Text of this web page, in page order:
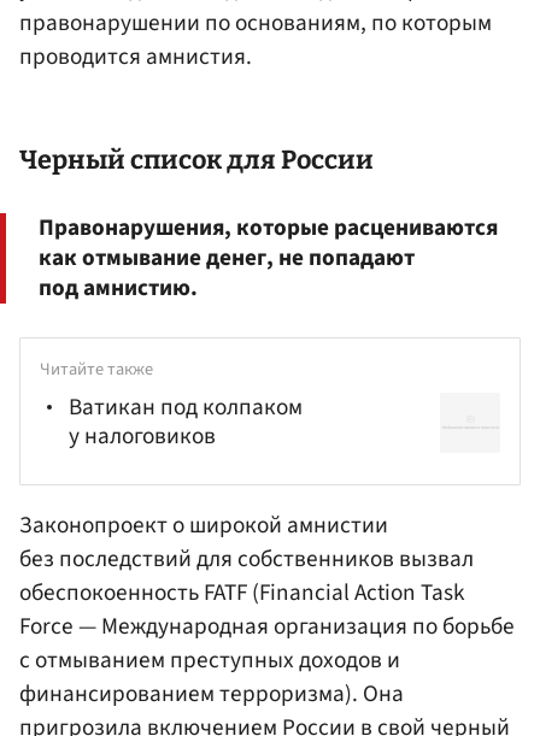
правонарушении по основаниям, по которым
проводится амнистия.
Черный список для России
Правонарушения, которые расцениваются
как отмывание денег, не попадают
под амнистию.
Читайте также
Ватикан под колпаком
у налоговиков
Законопроект о широкой амнистии
без последствий для собственников вызвал
обеспокоенность FATF (Financial Action Task
Force — Международная организация по борьбе
с отмыванием преступных доходов и
финансированием терроризма). Она
пригрозила включением России в свой черный